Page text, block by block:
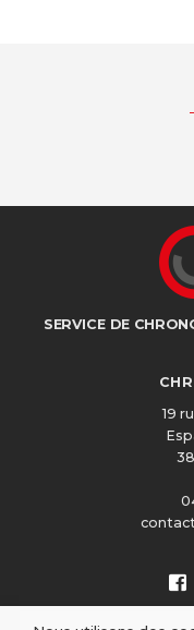
SERVICE DE
19